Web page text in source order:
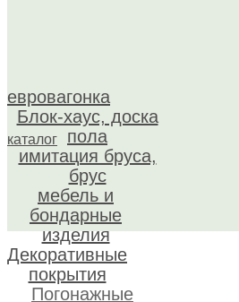
каталог
евровагонка
Блок-хаус, доска
пола
имитация бруса,
брус
мебель и
бондарные
изделия
Декоративные
покрытия
Погонажные